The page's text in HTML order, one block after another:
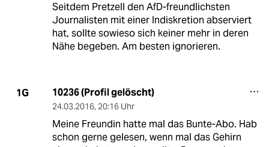
Seitdem Pretzell den AfD-freundlichsten
Journalisten mit einer Indiskretion abserviert
hat, sollte sowieso sich keiner mehr in deren
Nähe begeben. Am besten ignorieren.
1G 10236 (Profil gelöscht)
24.03.2016, 20:16 Uhr
Meine Freundin hatte mal das Bunte-Abo. Hab
schon gerne gelesen, wenn mal das Gehirn